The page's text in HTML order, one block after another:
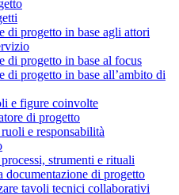
di progetto in base agli attori
di progetto in base al focus
di progetto in base all’ambito di
e figure coinvolte
di progetto
e responsabilità
strumenti e rituali
documentazione di progetto
tavoli tecnici collaborativi